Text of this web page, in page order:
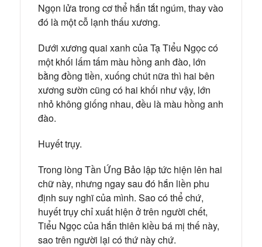
Ngọn lửa trong cơ thể hắn tắt ngúm, thay vào
đó là một cỗ lạnh thấu xương.
Dưới xương quai xanh của Tạ Tiểu Ngọc có
một khối lấm tấm màu hồng anh đào, lớn
bằng đồng tiền, xuống chút nữa thì hai bên
xương sườn cũng có hai khối như vậy, lớn
nhỏ không giống nhau, đều là màu hồng anh
đào.
Huyết trụy.
Trong lòng Tần Ứng Bảo lập tức hiện lên hai
chữ này, nhưng ngay sau đó hắn liền phu
định suy nghĩ của mình. Sao có thể chứ,
huyết trụy chỉ xuất hiện ở trên người chết,
Tiểu Ngọc của hắn thiên kiều bá mị thế này,
sao trên người lại có thứ này chứ.